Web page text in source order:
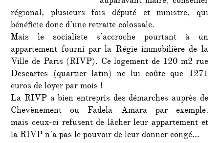
régional, plusieurs fois député et ministre, qui
bénéficie donc d’une retraite colossale.
Mais le socialiste s’accroche pourtant à un
appartement fourni par la Régie immobilière de la
Ville de Paris (RIVP). Ce logement de 120 m2 rue
Descartes (quartier latin) ne lui coûte que 1271
euros de loyer par mois !
La RIVP a bien entrepris des démarches auprès de
Chevènement ou Fadela Amara par exemple,
mais ceux-ci refusent de lâcher leur appartement et
la RIVP n’a pas le pouvoir de leur donner congé…